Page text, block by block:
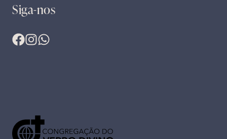
Siga-nos